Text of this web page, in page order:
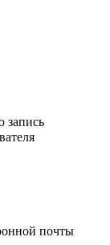
запись
почты